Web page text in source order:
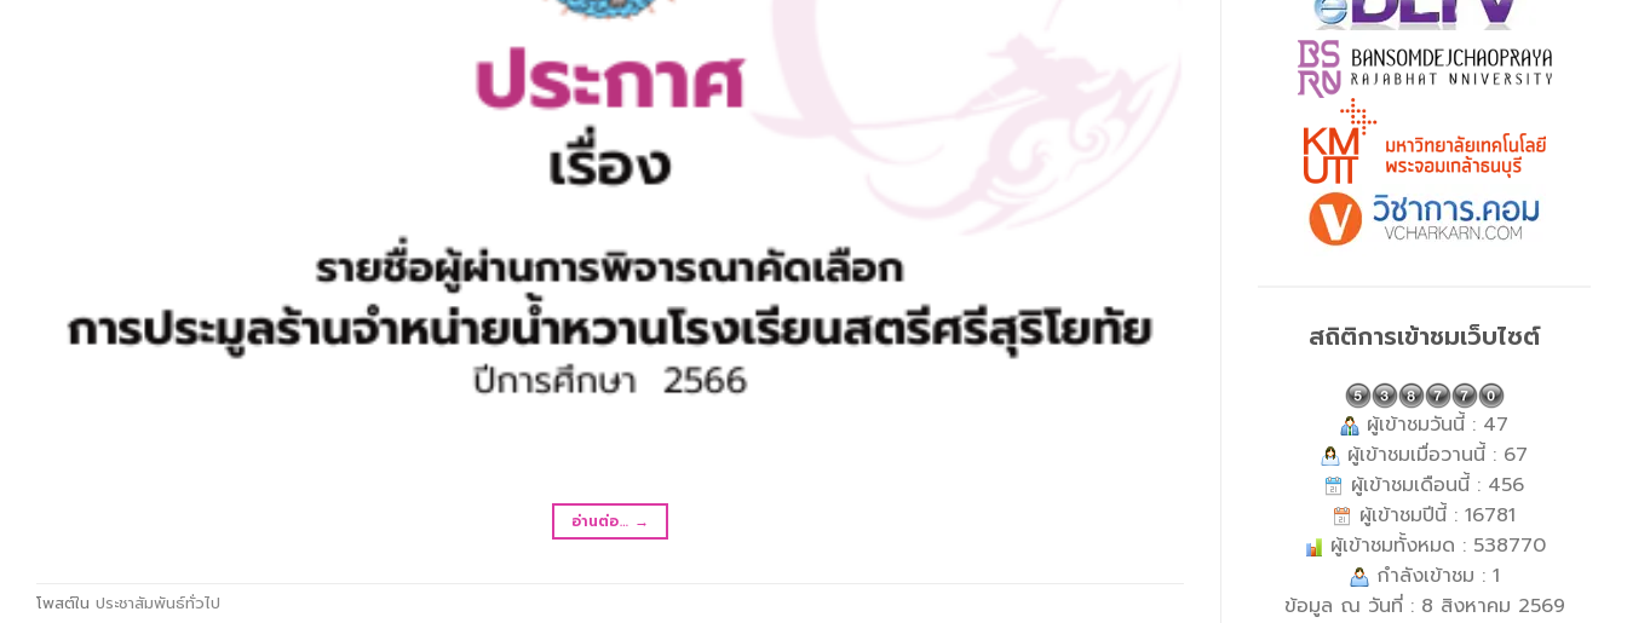
อ่านต่อ… →
โพสต์ใน ประชาสัมพันธ์ทั่วไป
สถิติการเข้าชมเว็บไซต์
ผู้เข้าชมวันนี้ : 47
ผู้เข้าชมเมื่อวานนี้ : 67
ผู้เข้าชมเดือนนี้ : 456
ผู้เข้าชมปีนี้ : 16781
ผู้เข้าชมทั้งหมด : 538770
กำลังเข้าชม : 1
ข้อมูล ณ วันที่ : 8 สิงหาคม 2569